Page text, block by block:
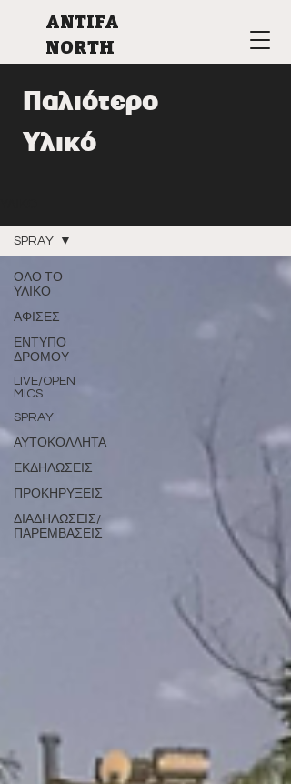
ANTIFA
NORTH
Παλιότερο
Υλικό
ΟΛΟ ΤΟ
ΥΛΙΚΟ
ΑΦΙΣΕΣ
ΕΝΤΥΠΟ
ΔΡΟΜΟΥ
LIVE/OPEN
MICS
SPRAY
ΑΥΤΟΚΟΛΛΗΤΑ
ΕΚΔΗΛΩΣΕΙΣ
ΠΡΟΚΗΡΥΞΕΙΣ
ΔΙΑΔΗΛΩΣΕΙΣ/
ΠΑΡΕΜΒΑΣΕΙΣ
SPRAY